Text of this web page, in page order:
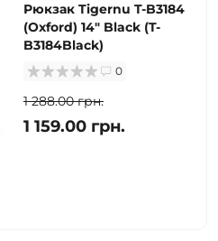
Рюкзак Tigernu T-B3184
(Oxford) 14" Black (T-
B3184Black)
0
1 288.00 грн.
1 159.00 грн.